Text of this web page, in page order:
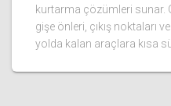
kurtarma çözümleri sunar.
gişe önleri, çıkış noktaları
yolda kalan araçlara kısa